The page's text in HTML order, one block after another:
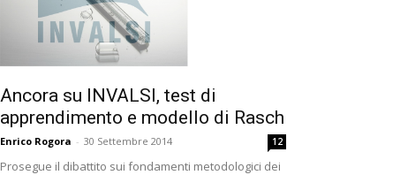
Ancora su INVALSI, test di
apprendimento e modello di Rasch
Enrico Rogora - 30 Settembre 2014 12
Prosegue il dibattito sui fondamenti metodologici dei